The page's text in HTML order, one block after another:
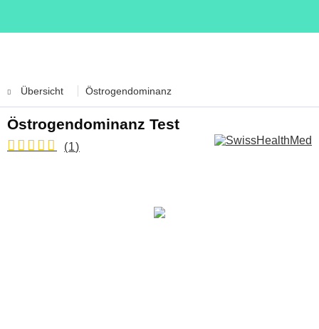
Übersicht Östrogendominanz
Östrogendominanz Test
(1)